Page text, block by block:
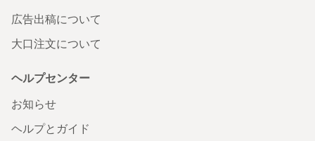
広告出稿について
大口注文について
ヘルプセンター
お知らせ
ヘルプとガイド